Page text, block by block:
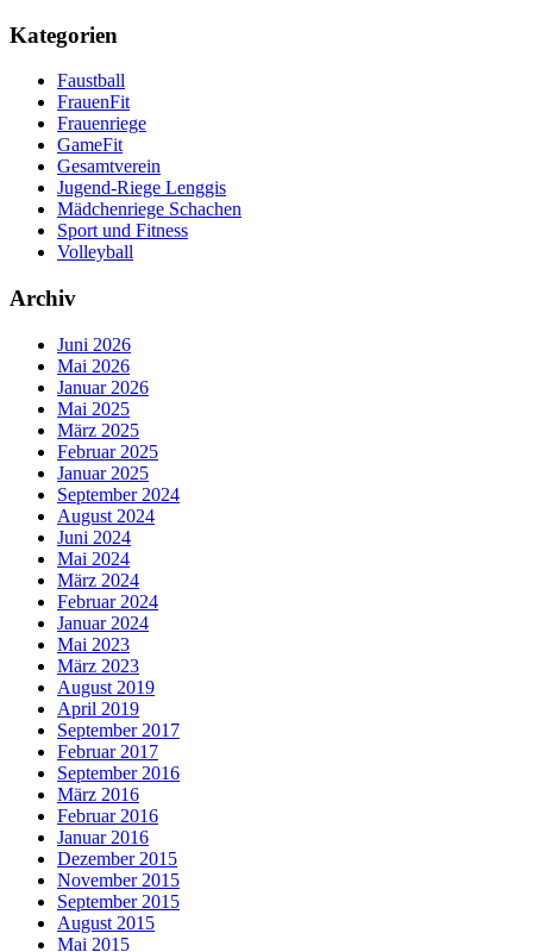
Kategorien
Faustball
FrauenFit
Frauenriege
GameFit
Gesamtverein
Jugend-Riege Lenggis
Mädchenriege Schachen
Sport und Fitness
Volleyball
Archiv
Juni 2026
Mai 2026
Januar 2026
Mai 2025
März 2025
Februar 2025
Januar 2025
September 2024
August 2024
Juni 2024
Mai 2024
März 2024
Februar 2024
Januar 2024
Mai 2023
März 2023
August 2019
April 2019
September 2017
Februar 2017
September 2016
März 2016
Februar 2016
Januar 2016
Dezember 2015
November 2015
September 2015
August 2015
Mai 2015